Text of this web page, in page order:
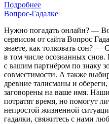
Подробнее
Вопрос-Гадалке
Нужно погадать онлайн? —
сервисом от сайта Вопрос
знаете, как толковать сон? —
в том числе осознанных
с вашим партнёром по знаку
совместимости. А также
древние талисманы и
заговорены на ваше имя.
потратят время, но помогут
непростой жизненной
гадалки, свяжитесь с нами